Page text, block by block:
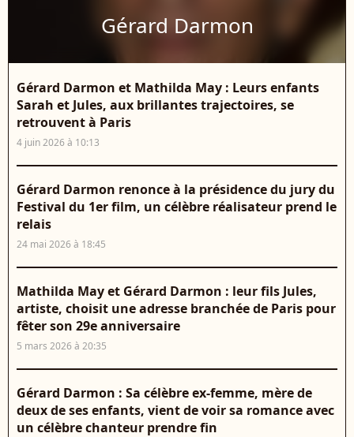
Gérard Darmon
Gérard Darmon et Mathilda May : Leurs enfants
Sarah et Jules, aux brillantes trajectoires, se
retrouvent à Paris
4 juin 2026 à 10:13
Gérard Darmon renonce à la présidence du jury du
Festival du 1er film, un célèbre réalisateur prend le
relais
24 mai 2026 à 18:45
Mathilda May et Gérard Darmon : leur fils Jules,
artiste, choisit une adresse branchée de Paris pour
fêter son 29e anniversaire
5 mars 2026 à 20:35
Gérard Darmon : Sa célèbre ex-femme, mère de
deux de ses enfants, vient de voir sa romance avec
un célèbre chanteur prendre fin